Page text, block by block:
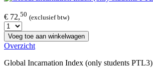
€ 72,50 (exclusief btw)
Voeg toe aan winkelwagen
Overzicht
Global Incarnation Index (only students PTL3)